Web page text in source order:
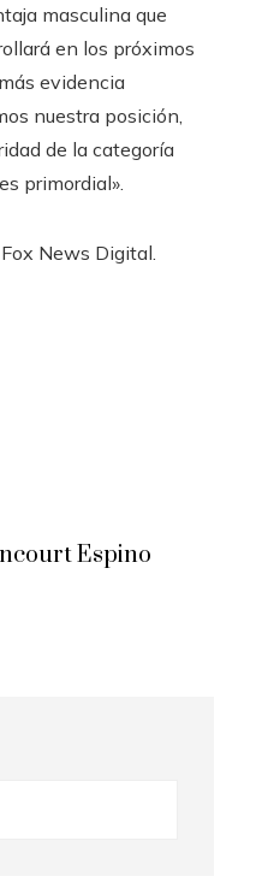
masculina que
en los próximos
evidencia
nuestra posición,
de la categoría
primordial».
News Digital.
Espino